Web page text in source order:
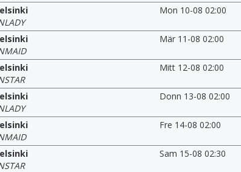
Mon 10-08 02:00
Mär 11-08 02:00
Mitt 12-08 02:00
Donn 13-08 02:00
Fre 14-08 02:00
Sam 15-08 02:30